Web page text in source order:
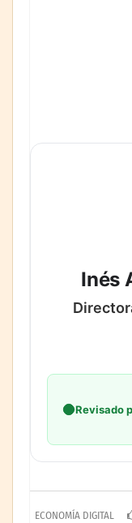
Inés
Revisado
ECONOMÍA DIGITAL